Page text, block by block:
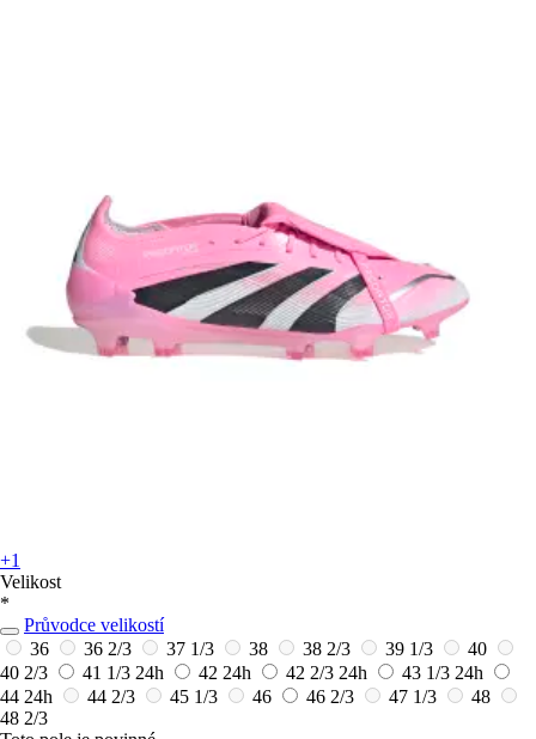
+1
Velikost
*
Průvodce velikostí
36
36 2/3 37 1/3 38 38 2/3 39 1/3
40
40 2/3
41 1/3 24h 42 24h 42 2/3 24h 43 1/3 24h
44 24h 44 2/3 45 1/3 46 46 2/3 47 1/3
48
48 2/3